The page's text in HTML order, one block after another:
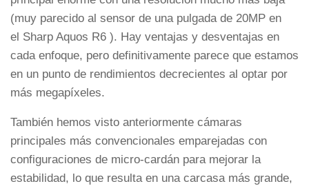
(muy parecido al sensor de una pulgada de 20MP en
el Sharp Aquos R6 ). Hay ventajas y desventajas en
cada enfoque, pero definitivamente parece que estamos
en un punto de rendimientos decrecientes al optar por
más megapíxeles.
También hemos visto anteriormente cámaras
principales más convencionales emparejadas con
configuraciones de micro-cardán para mejorar la
estabilidad, lo que resulta en una carcasa más grande,